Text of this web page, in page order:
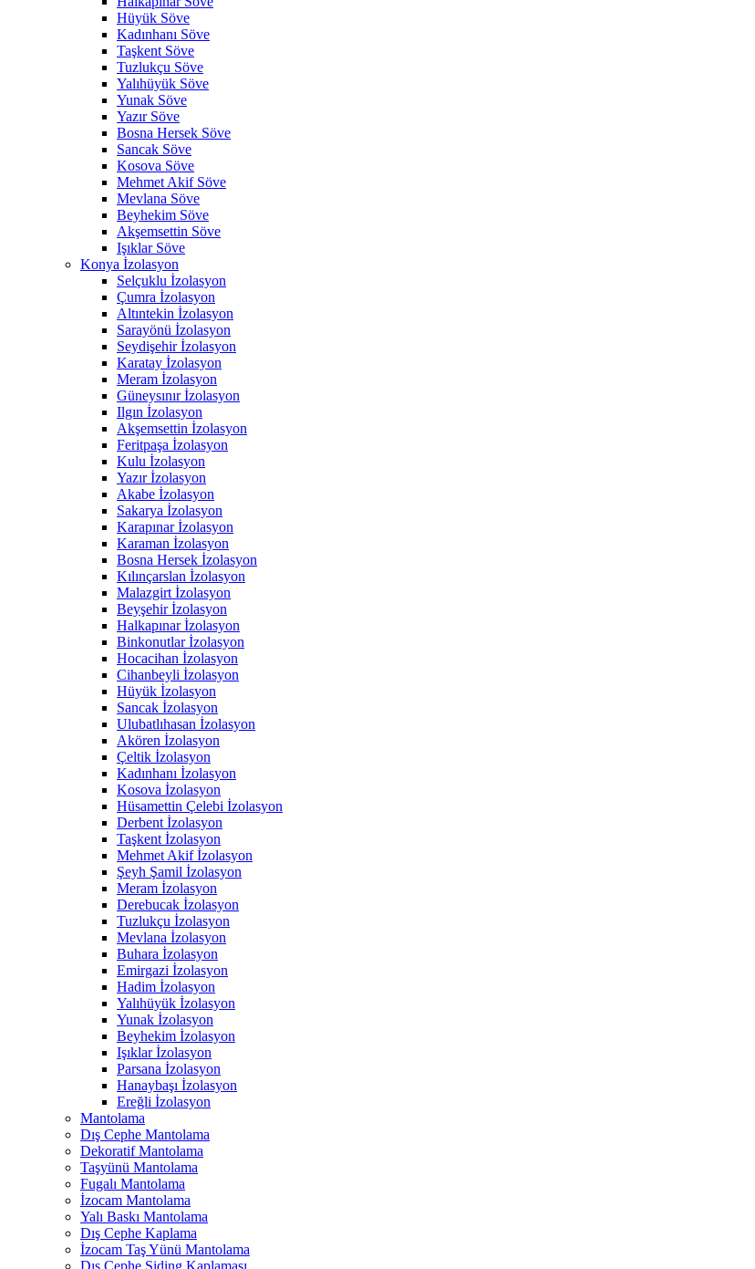
Hüyük Söve
Kadınhanı Söve
Taşkent Söve
Tuzlukçu Söve
Yalıhüyük Söve
Yunak Söve
Yazır Söve
Bosna Hersek Söve
Sancak Söve
Kosova Söve
Mehmet Akif Söve
Mevlana Söve
Beyhekim Söve
Akşemsettin Söve
Işıklar Söve
Konya İzolasyon
Selçuklu İzolasyon
Çumra İzolasyon
Altıntekin İzolasyon
Sarayönü İzolasyon
Seydişehir İzolasyon
Karatay İzolasyon
Meram İzolasyon
Güneysınır İzolasyon
Ilgın İzolasyon
Akşemsettin İzolasyon
Feritpaşa İzolasyon
Kulu İzolasyon
Yazır İzolasyon
Akabe İzolasyon
Sakarya İzolasyon
Karapınar İzolasyon
Karaman İzolasyon
Bosna Hersek İzolasyon
Kılınçarslan İzolasyon
Malazgirt İzolasyon
Beyşehir İzolasyon
Halkapınar İzolasyon
Binkonutlar İzolasyon
Hocacihan İzolasyon
Cihanbeyli İzolasyon
Hüyük İzolasyon
Sancak İzolasyon
Ulubatlıhasan İzolasyon
Akören İzolasyon
Çeltik İzolasyon
Kadınhanı İzolasyon
Kosova İzolasyon
Hüsamettin Çelebi İzolasyon
Derbent İzolasyon
Taşkent İzolasyon
Mehmet Akif İzolasyon
Şeyh Şamil İzolasyon
Meram İzolasyon
Derebucak İzolasyon
Tuzlukçu İzolasyon
Mevlana İzolasyon
Buhara İzolasyon
Emirgazi İzolasyon
Hadim İzolasyon
Yalıhüyük İzolasyon
Yunak İzolasyon
Beyhekim İzolasyon
Işıklar İzolasyon
Parsana İzolasyon
Hanaybaşı İzolasyon
Ereğli İzolasyon
Mantolama
Dış Cephe Mantolama
Dekoratif Mantolama
Taşyünü Mantolama
Fugalı Mantolama
İzocam Mantolama
Yalı Baskı Mantolama
Dış Cephe Kaplama
İzocam Taş Yünü Mantolama